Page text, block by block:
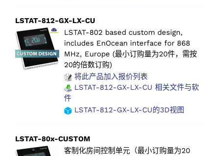
LSTAT-812-GX-LX-CU
LSTAT-802 based custom design,
includes EnOcean interface for 868
MHz, Europe (最小订购量为20件，需按
20的倍数订购)
将此产品加入报价列表
LSTAT-812-GX-LX-CU 相关文件与软
件
LSTAT-812-GX-LX-CU的3D视图
LSTAT-80x-CUSTOM
客制化房间控制单元（最小订购量为20